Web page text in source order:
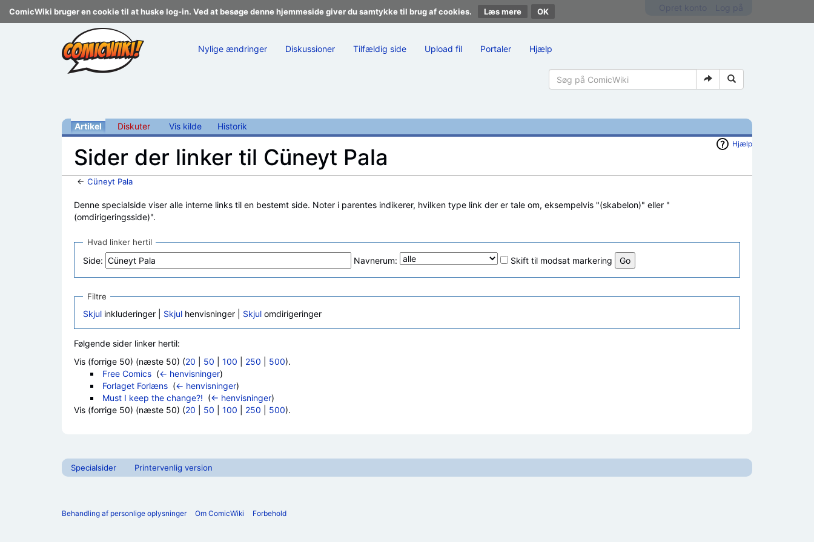
ComicWiki bruger en cookie til at huske log-in. Ved at besøge denne hjemmeside giver du samtykke til brug af cookies. Læs mere
Nylige ændringer Diskussioner Tilfældig side Upload fil Portaler Hjælp
Artikel Diskuter Vis kilde Historik
Hjælp
Sider der linker til Cüneyt Pala
← Cüneyt Pala
Denne specialside viser alle interne links til en bestemt side. Noter i parentes indikerer, hvilken type link der er tale om, eksempelvis "(skabelon)" eller "
(omdirigeringsside)".
Hvad linker hertil
Side: Navnerum: Skift til modsat markering
Filtre
Skjul inkluderinger | Skjul henvisninger | Skjul omdirigeringer
Følgende sider linker hertil:
Vis (forrige 50) (næste 50) (20 50 100 250 500).
Free Comics‎ (← henvisninger)
Forlaget Forlæns‎ (← henvisninger)
Must I keep the change?! (← henvisninger)
Vis (forrige 50) (næste 50) (20 50 100 250 500).
Specialsider Printervenlig version
Behandling af personlige oplysninger Om ComicWiki Forbehold